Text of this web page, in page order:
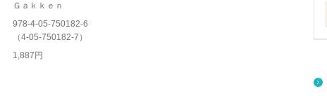
Ｇａｋｋｅｎ
978-4-05-750182-6
（4-05-750182-7 ）
1,887円